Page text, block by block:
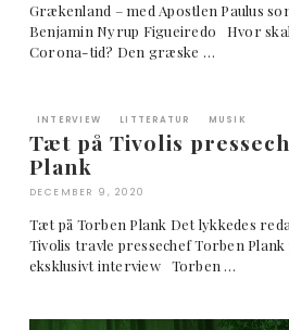
Grækenland – med Apostlen Paulus
Benjamin Nyrup Figueiredo Hvor
Corona-tid? Den græske …
INTERVIEW LITTERATUR MUSIK
Tæt på Tivolis
Plank
DECEMBER 9, 2020
Tæt på Torben Plank Det lykkedes
Tivolis travle pressechef Torben
eksklusivt interview Torben …